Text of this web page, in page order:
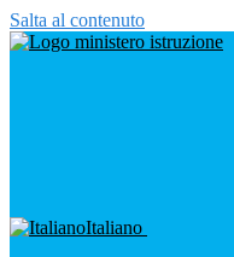
Salta al contenuto
Italiano